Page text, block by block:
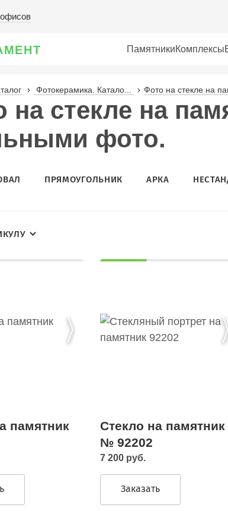
ПамятникиКомплексы
Фотокерамика. Катало... Фото на стекле на
на стекле на
фото.
ПРЯМОУГОЛЬНИК АРКА
памятник
Стекло на памятник
№ 92202
7 200 руб.
Заказать